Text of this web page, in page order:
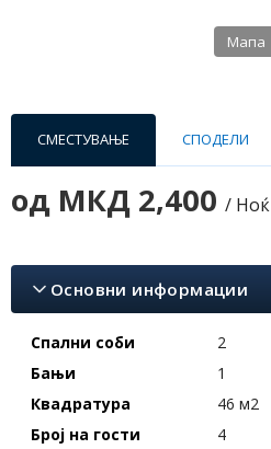
Мапа
СМЕСТУВАЊЕ СПОДЕЛИ
од МКД 2,400 / Ноќ
Основни информации
Спални соби
2
Бањи
1
Квадратура
46 м2
Број на гости
4